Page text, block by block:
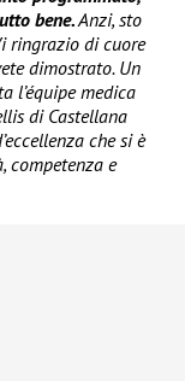
bene.Anzi, sto
ringrazio di cuore
dimostrato. Un
l’équipe medica
di Castellana
che si è
competenza e